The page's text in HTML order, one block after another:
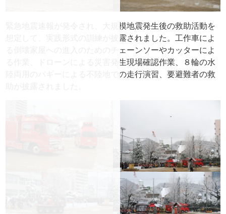
緊急地震速報が発令され、大規模地震発生後の救助活動を
想定して、実践形式の訓練が披露されました。工作車によ
る倒壊家屋への進入のためのチェーンソーやカッターによ
る作業、ドローンによる災害発生現場確認作業、８輪の水
陸両用のバギーによる不陸地での走行演習、要避難者の救